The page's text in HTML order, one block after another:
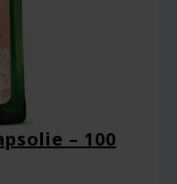
– 100